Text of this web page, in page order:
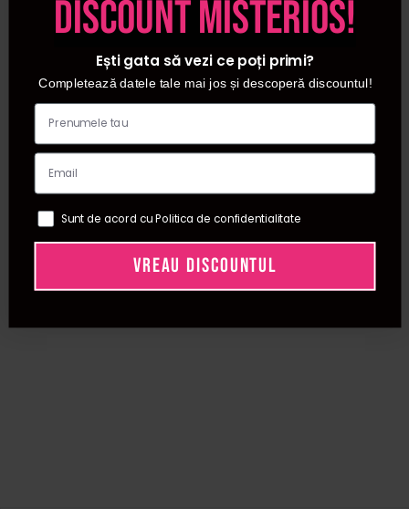
discount misterios!
Ești gata să vezi ce poți primi?
Completează datele tale mai jos și descoperă discountul!
Sunt de acord cu Politica de confidentialitate
VREAU DISCOUNTUL